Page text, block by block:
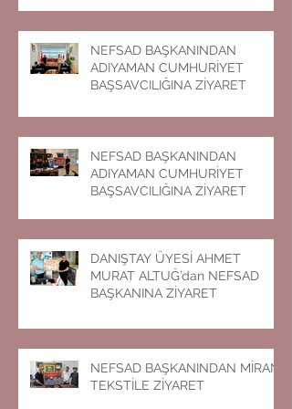
NEFSAD BAŞKANINDAN
ADIYAMAN CUMHURİYET
BAŞSAVCILIĞINA ZİYARET
NEFSAD BAŞKANINDAN
ADIYAMAN CUMHURİYET
BAŞSAVCILIĞINA ZİYARET
DANIŞTAY ÜYESİ AHMET
MURAT ALTUĞ’dan NEFSAD
BAŞKANINA ZİYARET
NEFSAD BAŞKANINDAN MİRAN
TEKSTİLE ZİYARET